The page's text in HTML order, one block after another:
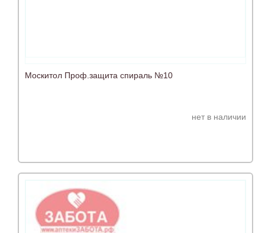
Москитол Проф.защита спираль №10
нет в наличии